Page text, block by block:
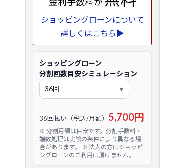
ショッピングローンについて
詳しくはこちら▶
ショッピングローン
分割回数目安シミュレーション
36回払い（税込/月額） 5,700円
※ 分割月額は目安です。分割手数料・
端数処理は実際の条件により異なる場
合があります。 ※ 法人の方はショッピ
ングローンのご利用は頂けません。